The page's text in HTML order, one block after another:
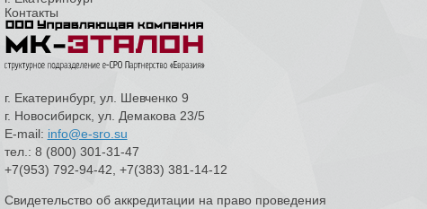
Контакты
г. Екатеринбург, ул. Шевченко 9
г. Новосибирск, ул. Демакова 23/5
E-mail: info@e-sro.su
тел.: 8 (800) 301-31-47
+7(953) 792-94-42, +7(383) 381-14-12
Свидетельство об аккредитации на право проведения